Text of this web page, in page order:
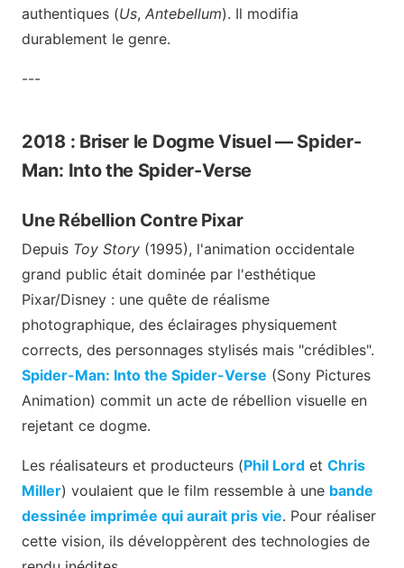
authentiques (Us, Antebellum). Il modifia
durablement le genre.
---
2018 : Briser le Dogme Visuel — Spider-
Man: Into the Spider-Verse
Une Rébellion Contre Pixar
Depuis Toy Story (1995), l'animation occidentale
grand public était dominée par l'esthétique
Pixar/Disney : une quête de réalisme
photographique, des éclairages physiquement
corrects, des personnages stylisés mais "crédibles".
Spider-Man: Into the Spider-Verse (Sony Pictures
Animation) commit un acte de rébellion visuelle en
rejetant ce dogme.
Les réalisateurs et producteurs (Phil Lord et Chris
Miller) voulaient que le film ressemble à une bande
dessinée imprimée qui aurait pris vie. Pour réaliser
cette vision, ils développèrent des technologies de